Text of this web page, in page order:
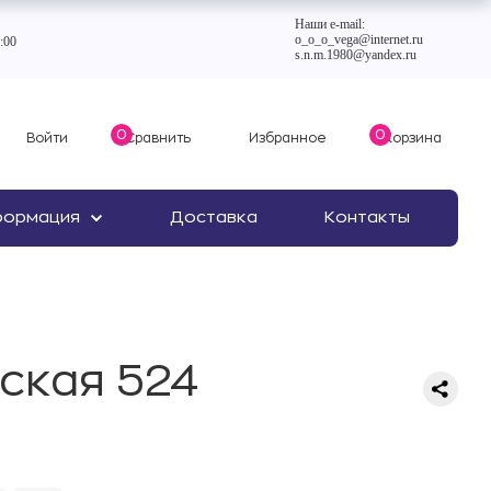
Наши e-mail:
o_o_o_vega@internet.ru
s.n.m.1980@yandex.ru
Войти 0Сравнить Избранное Корзина
0
Доставка Контакты
524